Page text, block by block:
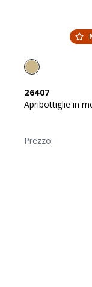
26407
Apribottiglie in
Prezzo: